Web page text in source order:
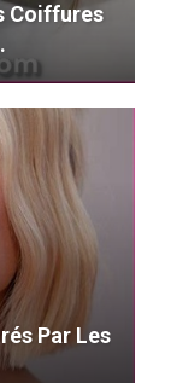
Coiffures
Par Les